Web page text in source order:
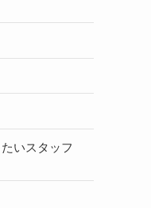
いスタッフ